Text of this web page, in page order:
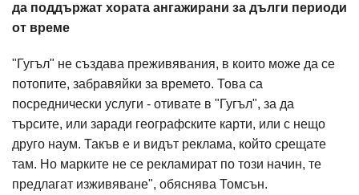
да поддържат хората ангажирани за дълги периоди
от време
"Гугъл" не създава преживявания, в които може да се
потопите, забравяйки за времето. Това са
посреднически услуги - отивате в "Гугъл", за да
търсите, или заради географските карти, или с нещо
друго наум. Такъв е и видът реклама, който срещате
там. Но марките не се рекламират по този начин, те
предлагат изживяване", обяснява Томсън.